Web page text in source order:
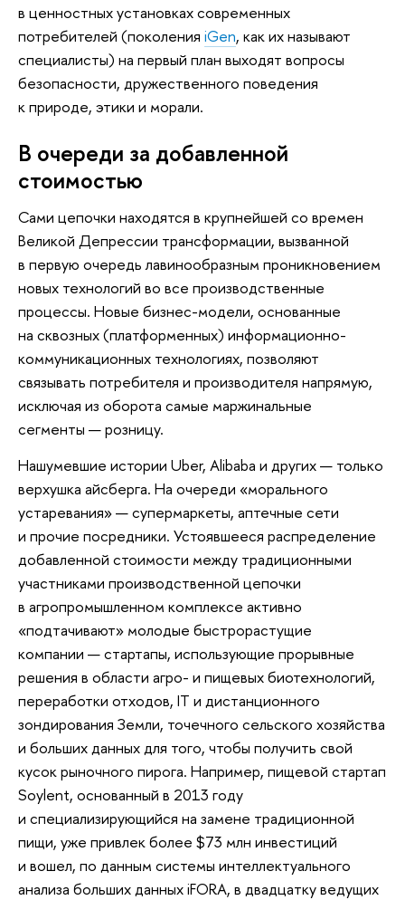
в ценностных установках современных
потребителей (поколения iGen, как их называют
специалисты) на первый план выходят вопросы
безопасности, дружественного поведения
к природе, этики и морали.
В очереди за добавленной
стоимостью
Сами цепочки находятся в крупнейшей со времен
Великой Депрессии трансформации, вызванной
в первую очередь лавинообразным проникновением
новых технологий во все производственные
процессы. Новые бизнес-модели, основанные
на сквозных (платформенных) информационно-
коммуникационных технологиях, позволяют
связывать потребителя и производителя напрямую,
исключая из оборота самые маржинальные
сегменты — розницу.
Нашумевшие истории Uber, Alibaba и других — только
верхушка айсберга. На очереди «морального
устаревания» — супермаркеты, аптечные сети
и прочие посредники. Устоявшееся распределение
добавленной стоимости между традиционными
участниками производственной цепочки
в агропромышленном комплексе активно
«подтачивают» молодые быстрорастущие
компании — стартапы, использующие прорывные
решения в области агро- и пищевых биотехнологий,
переработки отходов, IT и дистанционного
зондирования Земли, точечного сельского хозяйства
и больших данных для того, чтобы получить свой
кусок рыночного пирога. Например, пищевой стартап
Soylent, основанный в 2013 году
и специализирующийся на замене традиционной
пищи, уже привлек более $73 млн инвестиций
и вошел, по данным системы интеллектуального
анализа больших данных iFORA, в двадцатку ведущих